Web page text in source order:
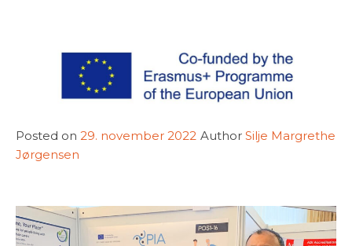
Posted on 29. november 2022 Author Silje Margrethe
Jørgensen